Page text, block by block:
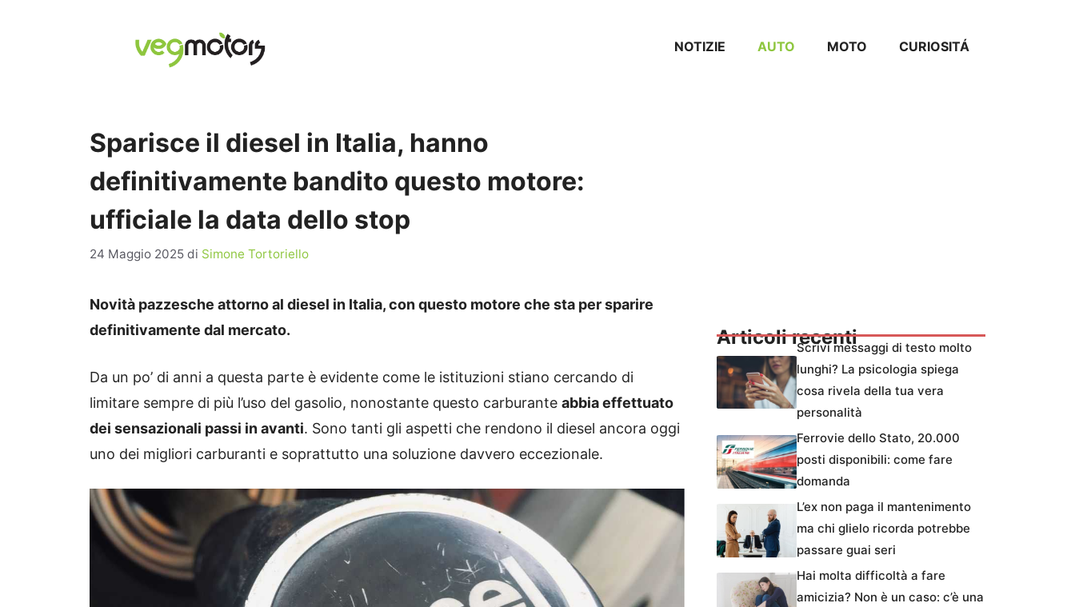
NOTIZIE AUTO MOTO CURIOSITÁ
Sparisce il diesel in Italia, hanno
definitivamente bandito questo motore:
ufficiale la data dello stop
24 Maggio 2025 di Simone Tortoriello
Novità pazzesche attorno al diesel in Italia, con questo motore che sta per sparire
definitivamente dal mercato.
Da un po’ di anni a questa parte è evidente come le istituzioni stiano cercando di
limitare sempre di più l’uso del gasolio, nonostante questo carburante abbia effettuato
dei sensazionali passi in avanti. Sono tanti gli aspetti che rendono il diesel ancora oggi
uno dei migliori carburanti e soprattutto una soluzione davvero eccezionale.
Articoli recentiScrivi messaggi di testo molto
lunghi? La psicologia spiega
cosa rivela della tua vera
personalità
Ferrovie dello Stato, 20.000
posti disponibili: come fare
domanda
L’ex non paga il mantenimento
ma chi glielo ricorda potrebbe
passare guai seri
Hai molta difficoltà a fare
amicizia? Non è un caso: c’è una